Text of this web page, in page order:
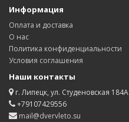
Информация
Оплата и доставка
О нас
Политика конфиденциальности
Условия соглашения
Наши контакты
г. Липецк, ул. Студеновская 184А
+79107429556
mail@dvervleto.su